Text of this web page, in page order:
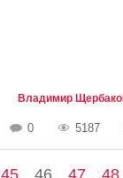
Владимир
0 5187